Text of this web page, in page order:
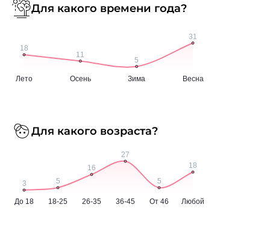
Для какого времени года?
Для какого возраста?